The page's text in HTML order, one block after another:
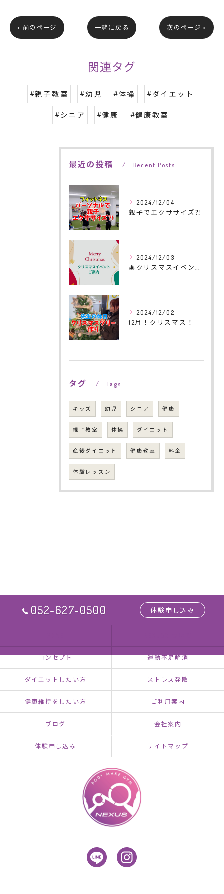
< 前のページ 一覧に戻る 次のページ >
関連タグ
#親子教室 #幼児 #体操 #ダイエット
#シニア #健康 #健康教室
最近の投稿 Recent Posts
2024/12/04
親子でエクササイズ⁈
2024/12/03
🎄クリスマスイベントのご案内🎄
2024/12/02
12月！クリスマス！
タグ Tags
キッズ 幼児 シニア 健康
親子教室 体操 ダイエット
産後ダイエット 健康教室 料金
体験レッスン
052-627-0500 体験申し込み
コンセプト 運動不足解消
ダイエットしたい方 ストレス発散
健康維持をしたい方 ご利用案内
ブログ 会社案内
体験申し込み サイトマップ